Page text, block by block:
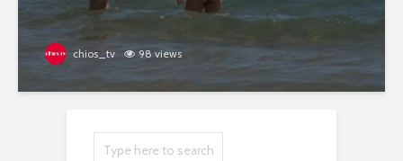
chios_tv 98 views